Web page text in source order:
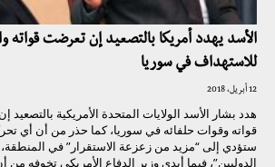
الأسد يهدد أمريكا بالتصعيد إن تعرضت قواته
للاستهداف في سوريا
12 أبريل، 2018
هدد بشار الأسد الولايات المتحدة الأمريكية
قواته وقوات حلفائه في سوريا، كما حذر من أن أي
ستؤدي إلى “مزيد من زعزعة الاستقرار” في المنطقة،
الدوليين”، فيما أبدى وزير الدفاع الأمريكي تخوفه من